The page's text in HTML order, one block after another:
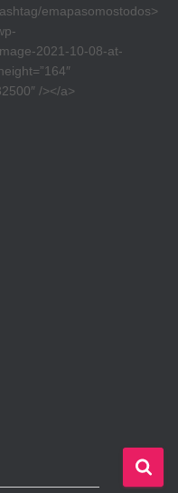
emapasomostodos>
2021-10-08-at-
/></a>